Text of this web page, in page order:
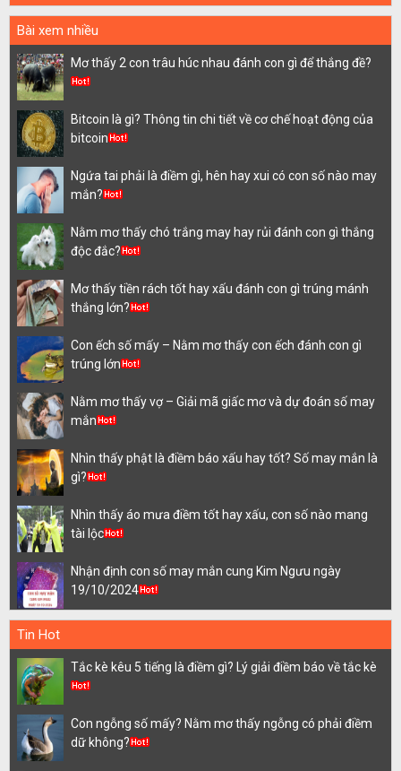
Bài xem nhiều
Mơ thấy 2 con trâu húc nhau đánh con gì để thắng đề?
Bitcoin là gì? Thông tin chi tiết về cơ chế hoạt động của
bitcoin
Ngứa tai phải là điềm gì, hên hay xui có con số nào may
mắn?
Nằm mơ thấy chó trắng may hay rủi đánh con gì thắng
độc đắc?
Mơ thấy tiền rách tốt hay xấu đánh con gì trúng mánh
thắng lớn?
Con ếch số mấy – Nằm mơ thấy con ếch đánh con gì
trúng lớn
Nằm mơ thấy vợ – Giải mã giấc mơ và dự đoán số may
mắn
Nhìn thấy phật là điềm báo xấu hay tốt? Số may mắn là
gì?
Nhìn thấy áo mưa điềm tốt hay xấu, con số nào mang
tài lộc
Nhận định con số may mắn cung Kim Ngưu ngày
19/10/2024
Tin Hot
Tắc kè kêu 5 tiếng là điềm gì? Lý giải điềm báo về tắc kè
Con ngỗng số mấy? Nằm mơ thấy ngỗng có phải điềm
dữ không?